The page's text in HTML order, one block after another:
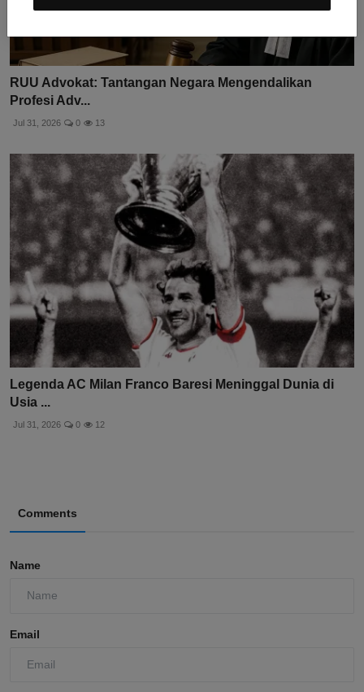
RUU Advokat: Tantangan Negara Mengendalikan
Profesi Adv...
Jul 31, 2026 0 13
Legenda AC Milan Franco Baresi Meninggal Dunia di
Usia ...
Jul 31, 2026 0 12
Comments
Name
Email